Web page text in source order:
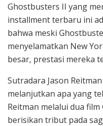
Ghostbusters II yang
installment terbaru ini
bahwa meski
menyelamatkan New
besar, prestasi mereka
Sutradara Jason
melanjutkan apa yang
Reitman melalui dua
berisikan tribut pada